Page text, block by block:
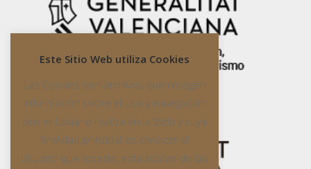
Este Sitio Web utiliza Cookies
Las Cookies son archivos que recogen
información sobre el uso y navegación
que el Usuario realiza en la Web y cuya
finalidad principal es conocer al
Usuario que accede, estadísticas de las